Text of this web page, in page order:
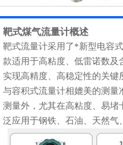
靶式煤气流量计概述
靶式流量计采用了*新型电容式
款适用于高粘度、低雷诺数
实现高精度、高稳定性的关键
与容积式流量计相媲美的测量准
测量外，尤其在高粘度、易
泛应用于钢铁、石油、天然气